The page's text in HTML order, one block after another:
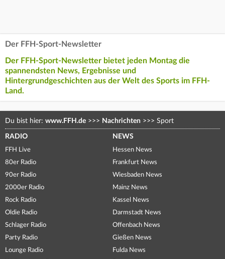
Der FFH-Sport-Newsletter
Der FFH-Sport-Newsletter bietet jeden Montag die
spannendsten News, Ergebnisse und
Hintergrundgeschichten aus der Welt des Sports im FFH-
Land.
Du bist hier: www.FFH.de >>> Nachrichten >>> Sport
RADIO
FFH Live
80er Radio
90er Radio
2000er Radio
Rock Radio
Oldie Radio
Schlager Radio
Party Radio
Lounge Radio
NEWS
Hessen News
Frankfurt News
Wiesbaden News
Mainz News
Kassel News
Darmstadt News
Offenbach News
Gießen News
Fulda News